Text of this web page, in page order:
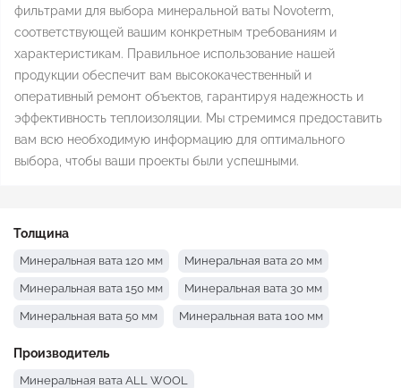
фильтрами для выбора минеральной ваты Novoterm,
соответствующей вашим конкретным требованиям и
характеристикам. Правильное использование нашей
продукции обеспечит вам высококачественный и
оперативный ремонт объектов, гарантируя надежность и
эффективность теплоизоляции. Мы стремимся предоставить
вам всю необходимую информацию для оптимального
выбора, чтобы ваши проекты были успешными.
Толщина
Минеральная вата 120 мм Минеральная вата 20 мм
Минеральная вата 150 мм Минеральная вата 30 мм
Минеральная вата 50 мм Минеральная вата 100 мм
Производитель
Минеральная вата ALL WOOL